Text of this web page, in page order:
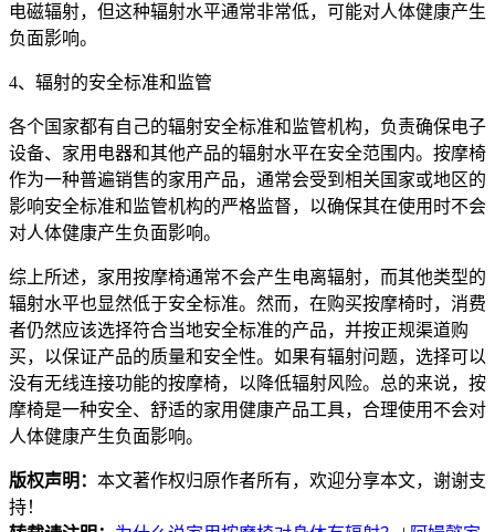
电磁辐射，但这种辐射水平通常非常低，可能对人体健康产生
负面影响。
4、辐射的安全标准和监管
各个国家都有自己的辐射安全标准和监管机构，负责确保电子
设备、家用电器和其他产品的辐射水平在安全范围内。按摩椅
作为一种普遍销售的家用产品，通常会受到相关国家或地区的
影响安全标准和监管机构的严格监督，以确保其在使用时不会
对人体健康产生负面影响。
综上所述，家用按摩椅通常不会产生电离辐射，而其他类型的
辐射水平也显然低于安全标准。然而，在购买按摩椅时，消费
者仍然应该选择符合当地安全标准的产品，并按正规渠道购
买，以保证产品的质量和安全性。如果有辐射问题，选择可以
没有无线连接功能的按摩椅，以降低辐射风险。总的来说，按
摩椅是一种安全、舒适的家用健康产品工具，合理使用不会对
人体健康产生负面影响。
版权声明： 本文著作权归原作者所有，欢迎分享本文，谢谢支
持！